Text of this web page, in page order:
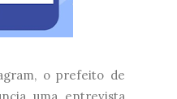
o prefeito de